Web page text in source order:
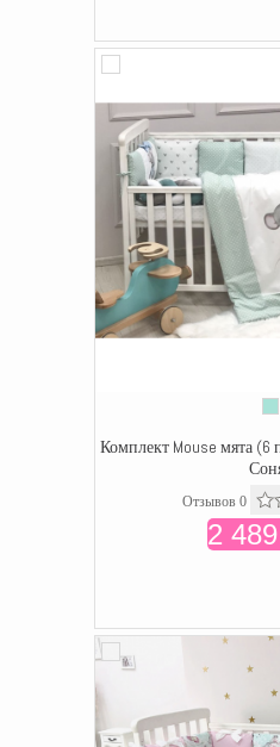
Комплект Mouse мята (6
Отзывов 0
2